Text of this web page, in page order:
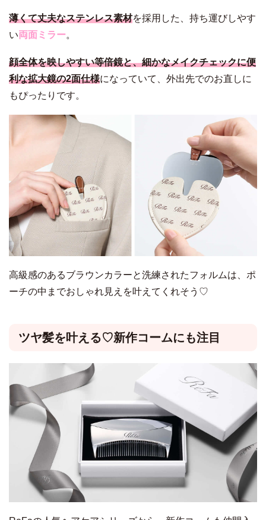
薄くて丈夫なステンレス素材を採用した、持ち運びしやす
い両面ミラー。
顔全体を映しやすい等倍鏡と、細かなメイクチェックに便
利な拡大鏡の2面仕様になっていて、外出先でのお直しに
もぴったりです。
高級感のあるブラウンカラーと洗練されたフォルムは、ポ
ーチの中までおしゃれ見えを叶えてくれそう♡
ツヤ髪を叶える♡新作コームにも注目